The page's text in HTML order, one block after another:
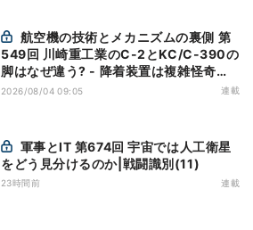
549回 川崎重工業のC-2とKC/C-390の
脚はなぜ違う? - 降着装置は複雑怪奇
(5)|軍用輸送機(10)
2026/08/04 09:05 連載
をどう見分けるのか|戦闘識別(11)
23時間前 連載